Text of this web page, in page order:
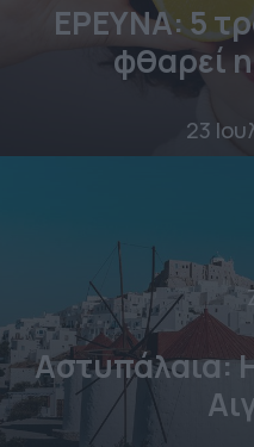
ΕΡΕΥΝΑ: 5
φθαρεί
23
Αστυπάλαια: